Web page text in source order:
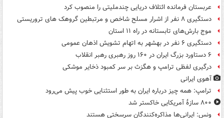
عربستان فرمانده ائتلاف دریایی چندملیتی را منصوب کرد
دستگیری ۸ نفر از اشرار مسلح شاخص و مرتبطین گروهک های تروریستی
موج بارش‌های تابستانه در راه ۱۱ استان
دستگیری ۶ نفر در بهشهر به اتهام تشویش اذهان عمومی
۶ دستاورد بزرگ ایران در ۱۶۰ روز رهبری رهبر انقلاب
درگیری لفظی ترامپ و هگزث بر سر کمبود ذخایر موشکی
آهوی ایرانی
ترامپ: همه چیز درباره ایران به طور استثنایی خوب پیش می‌رود
۸۰۰ سازۀ آمریکایی خاکستر شد
ونس: ایرانی‌ها مذاکره‌کنندگان سرسختی هستند